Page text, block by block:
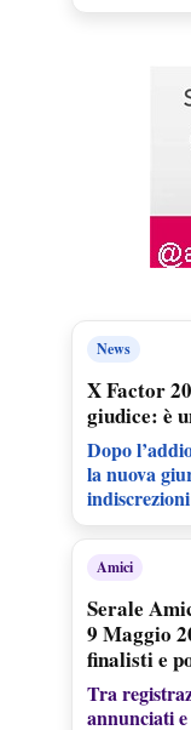
News
X Factor
giudice: è
Dopo
la nuova
Amici
Serale
9 Maggio
finalisti e
Tra
annunciati